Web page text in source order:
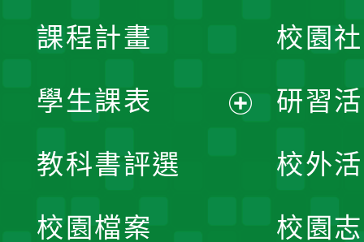
課程計畫
學生課表
教科書評選
校園檔案
校園
研習
校外
校園